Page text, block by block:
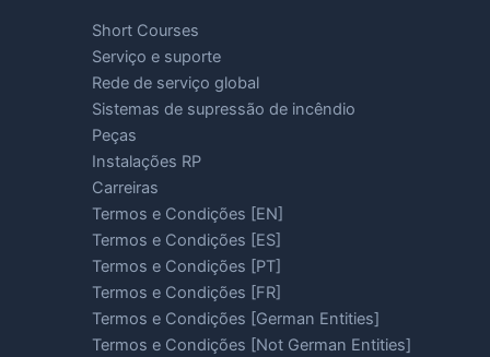
Short Courses
Serviço e suporte
Rede de serviço global
Sistemas de supressão de incêndio
Peças
Instalações RP
Carreiras
Termos e Condições [EN]
Termos e Condições [ES]
Termos e Condições [PT]
Termos e Condições [FR]
Termos e Condições [German Entities]
Termos e Condições [Not German Entities]